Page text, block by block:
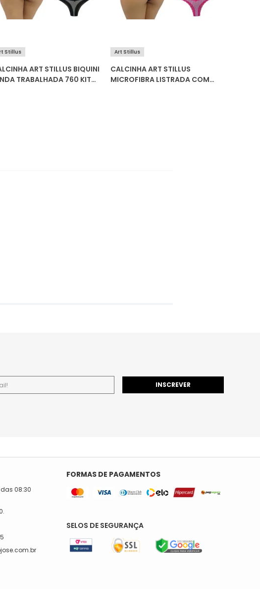
Stillus
ART STILLUS BIQUINI
TRABALHADA 760 KIT
Art Stillus
CALCINHA ART STILLUS
MICROFIBRA LISTRADA COM
INSCREVER
08:30
FORMAS DE PAGAMENTOS
SELOS DE SEGURANÇA